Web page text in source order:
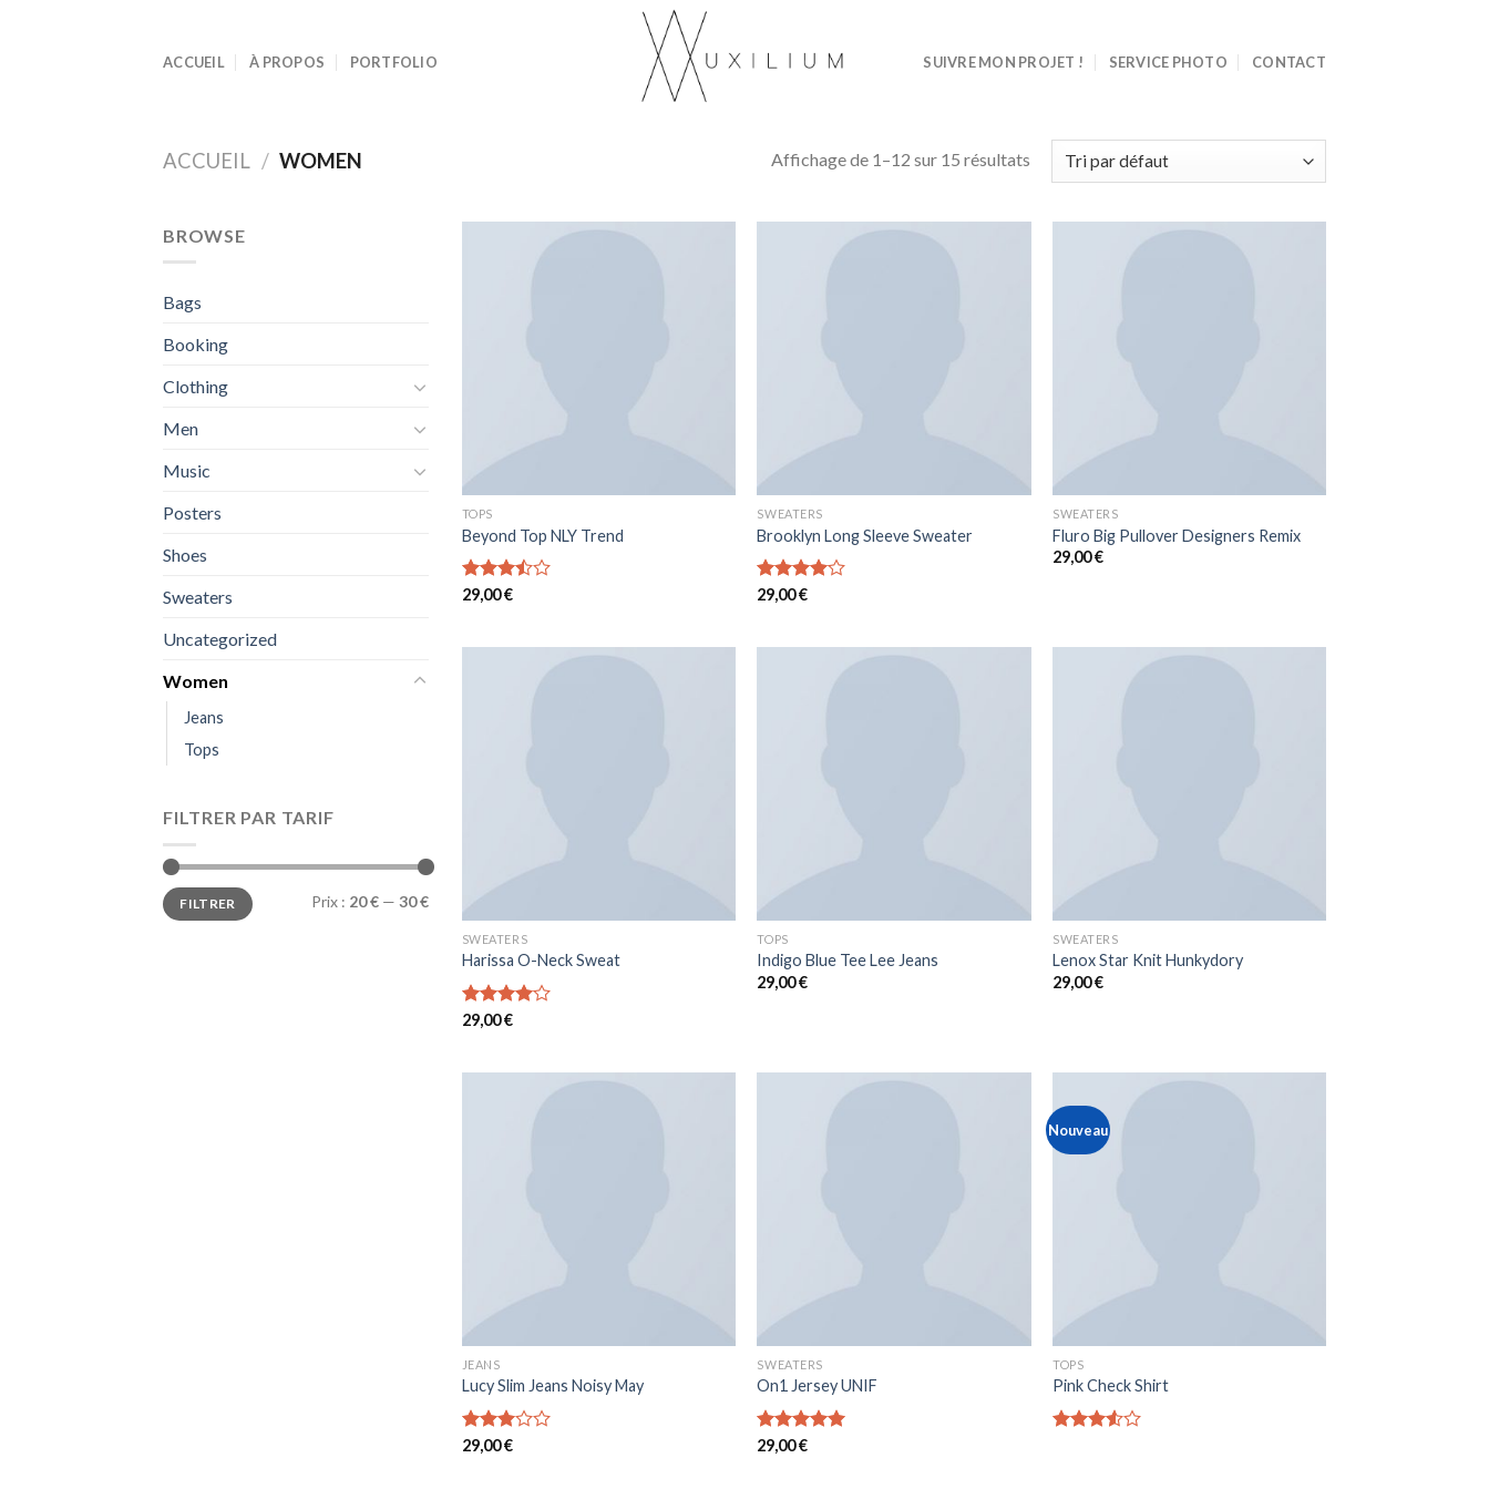
ACCUEIL À PROPOS PORTFOLIO SUIVRE MON PROJET ! SERVICE PHOTO CONTACT
ACCUEIL / WOMEN Affichage de 1–12 sur 15 résultats
BROWSE
Bags
Booking
Clothing
Men
Music
Posters
Shoes
Sweaters
Uncategorized
Women
Jeans
Tops
FILTRER PAR TARIF
Prix
min
Prix
maxFILTRER Prix : 20 € — 30 €
TOPS
Beyond Top NLY Trend
Note
29,00€
SWEATERS
Brooklyn Long Sleeve Sweater
Note
29,00€
SWEATERS
Fluro Big Pullover Designers Remix
29,00€
SWEATERS
Harissa O-Neck Sweat
Note
29,00€
TOPS
Indigo Blue Tee Lee Jeans
29,00€
SWEATERS
Lenox Star Knit Hunkydory
29,00€
JEANS
Lucy Slim Jeans Noisy May
Note
29,00€
SWEATERS
On1 Jersey UNIF
Note5.00
29,00€
Nouveau
TOPS
Pink Check Shirt